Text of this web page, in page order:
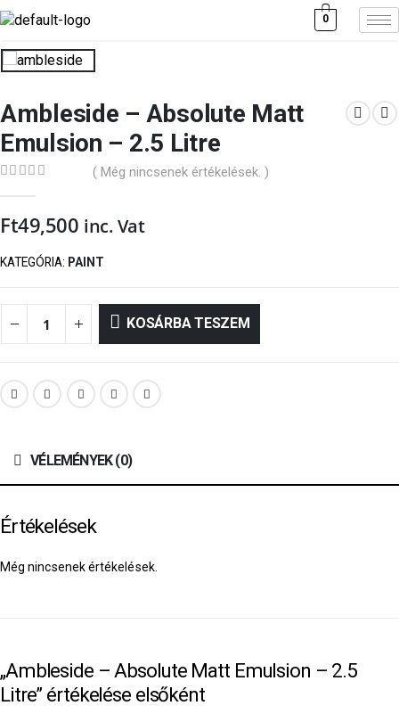
0
Ambleside – Absolute Matt
Emulsion – 2.5 Litre
( Még nincsenek értékelések. )
Ft49,500 inc. Vat
KATEGÓRIA: PAINT
KOSÁRBA TESZEM
VÉLEMÉNYEK (0)
Értékelések
Még nincsenek értékelések.
„Ambleside – Absolute Matt Emulsion – 2.5
Litre” értékelése elsőként